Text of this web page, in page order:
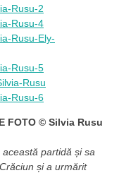
FOTO © Silvia Rusu
partidă și sa
și a urmărit